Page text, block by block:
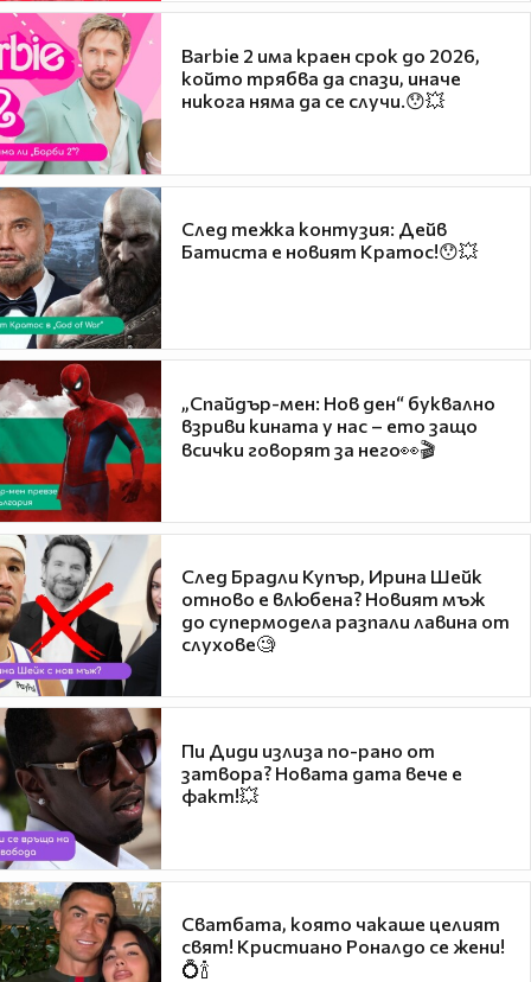
Barbie 2 има краен срок до 2026,
който трябва да спази, иначе
никога няма да се случи.😯💥
След тежка контузия: Дейв
Батиста е новият Кратос!😯💥
„Спайдър-мен: Нов ден“ буквално
взриви кината у нас – ето защо
всички говорят за него👀🎬
След Брадли Купър, Ирина Шейк
отново е влюбена? Новият мъж
до супермодела разпали лавина от
слухове🧐
Пи Диди излиза по-рано от
затвора? Новата дата вече е
факт!💥
Сватбата, която чакаше целият
свят! Кристиано Роналдо се жени!
💍🍾